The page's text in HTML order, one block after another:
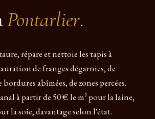
Pontarlier.
répare et nettoie les tapis à
de franges dégarnies, de
bordures abîmées, de zones percées.
à partir de 50 € le m² pour la laine,
la soie, davantage selon l'état.